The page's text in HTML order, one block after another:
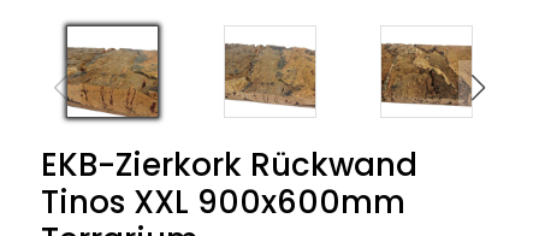
EKB-Zierkork Rückwand
Tinos XXL 900x600mm